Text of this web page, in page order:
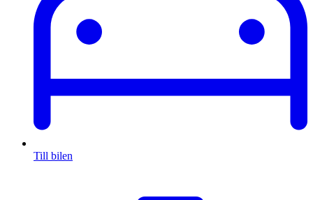
Till bilen